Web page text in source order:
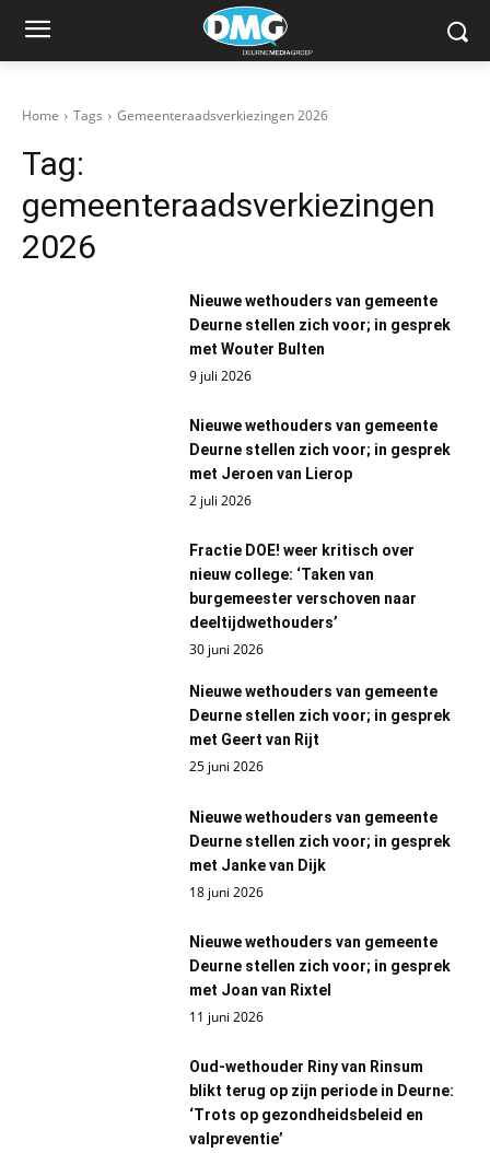
Home Tags Gemeenteraadsverkiezingen 2026
Tag:
gemeenteraadsverkiezingen
2026
Nieuwe wethouders van gemeente
Deurne stellen zich voor; in gesprek
met Wouter Bulten
9 juli 2026
Nieuwe wethouders van gemeente
Deurne stellen zich voor; in gesprek
met Jeroen van Lierop
2 juli 2026
Fractie DOE! weer kritisch over
nieuw college: ‘Taken van
burgemeester verschoven naar
deeltijdwethouders’
30 juni 2026
Nieuwe wethouders van gemeente
Deurne stellen zich voor; in gesprek
met Geert van Rijt
25 juni 2026
Nieuwe wethouders van gemeente
Deurne stellen zich voor; in gesprek
met Janke van Dijk
18 juni 2026
Nieuwe wethouders van gemeente
Deurne stellen zich voor; in gesprek
met Joan van Rixtel
11 juni 2026
Oud-wethouder Riny van Rinsum
blikt terug op zijn periode in Deurne:
‘Trots op gezondheidsbeleid en
valpreventie’